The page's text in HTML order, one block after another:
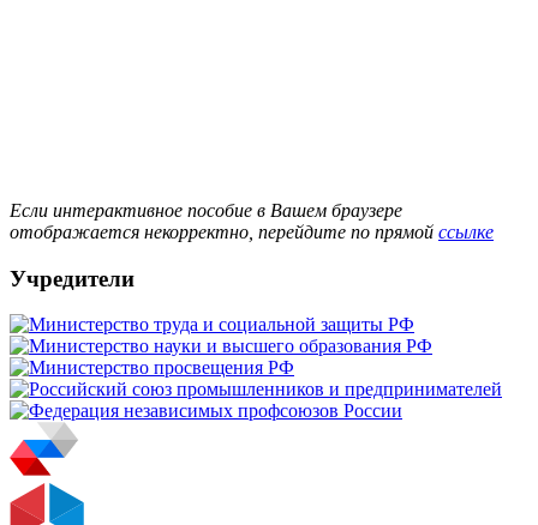
Если интерактивное пособие в Вашем браузере
отображается некорректно, перейдите по прямой ссылке
Учредители